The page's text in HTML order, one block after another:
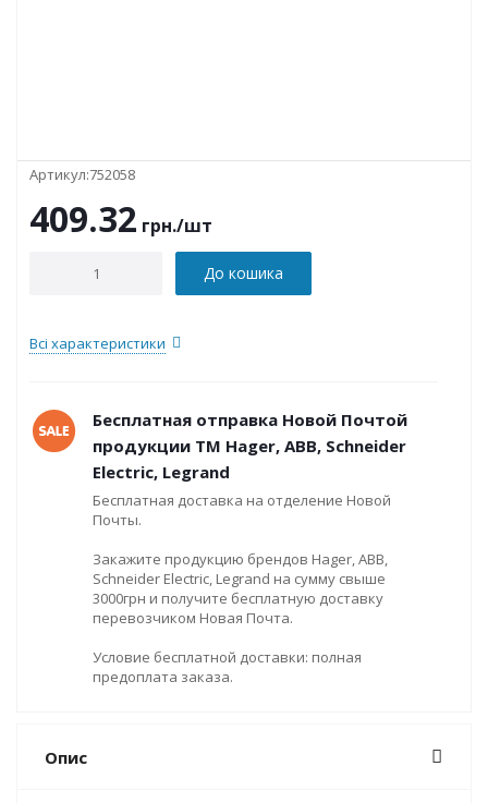
Артикул:752058
409.32 грн./шт
До кошика
Всі характеристики
Бесплатная отправка Новой Почтой
продукции ТМ Hager, ABB, Schneider
Electric, Legrand
Бесплатная доставка на отделение Новой
Почты.
Закажите продукцию брендов Hager, ABB,
Schneider Electric, Legrand на сумму свыше
3000грн и получите бесплатную доставку
перевозчиком Новая Почта.
Условие бесплатной доставки: полная
предоплата заказа.
Опис